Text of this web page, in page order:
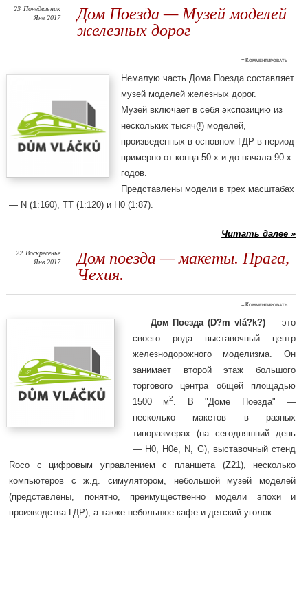
Дом Поезда — Музей моделей
железных дорог
23 Понедельник
Янв 2017
≈Комментировать
Немалую часть Дома Поезда составляет
музей моделей железных дорог.
Музей включает в себя экспозицию из
нескольких тысяч(!) моделей,
произведенных в основном ГДР в период
примерно от конца 50-х и до начала 90-х
годов.
Представлены модели в трех масштабах
— N (1:160), TT (1:120) и H0 (1:87).
Читать далее »
Дом поезда — макеты. Прага,
Чехия.
22 Воскресенье
Янв 2017
≈Комментировать
Дом Поезда (D?m vlá?k?)— это
своего рода выставочный центр
железнодорожного моделизма. Он
занимает второй этаж большого
торгового центра общей площадью
1500 м2
. В "Доме Поезда" —
несколько макетов в разных
типоразмерах (на сегодняшний день
— H0, H0e, N, G), выставочный стенд
Roco с цифровым управлением с планшета (Z21), несколько
компьютеров с ж.д. симулятором, небольшой музей моделей
(представлены, понятно, преимущественно модели эпохи и
производства ГДР), а также небольшое кафе и детский уголок.